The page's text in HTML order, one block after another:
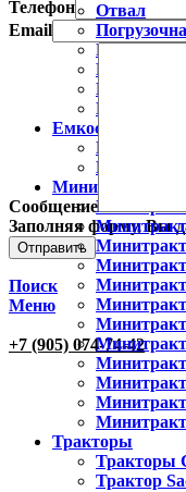
Телефон
Email
Сообщение
Заполняя форму, Вы
Поиск
Меню
+7 (905) 074-74-42
Отвал
Рыхлитель
Пылесос
Емкости
Емкости
Емкости
Минитракторы
Тракторы
Трактор